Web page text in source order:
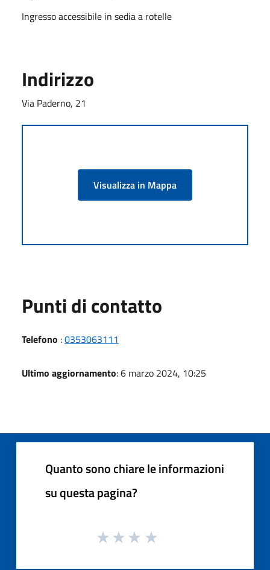
Ingresso accessibile in sedia a rotelle
Indirizzo
Via Paderno, 21
Visualizza in Mappa
Punti di contatto
Telefono :0353063111
Ultimo aggiornamento: 6 marzo 2024, 10:25
Quanto sono chiare le informazioni
su questa pagina?